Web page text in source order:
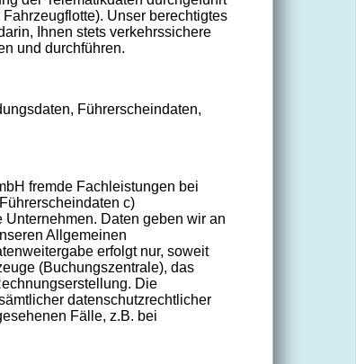
Unser berechtigtes
Ihnen stets verkehrssichere
und durchführen.
Führerscheindaten,
fremde Fachleistungen bei
c)
Daten geben wir an
Allgemeinen
erfolgt nur, soweit
(Buchungszentrale), das
Die
datenschutzrechtlicher
Fälle, z.B. bei